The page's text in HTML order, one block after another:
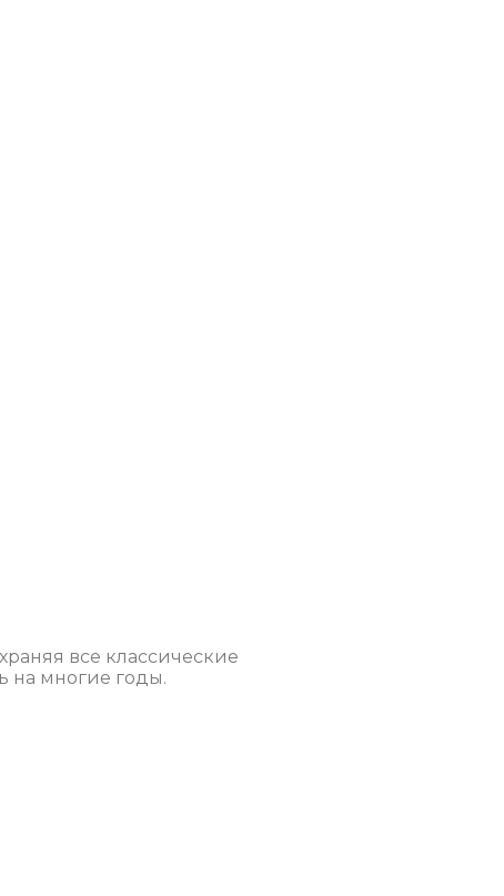
все классические
на многие годы.